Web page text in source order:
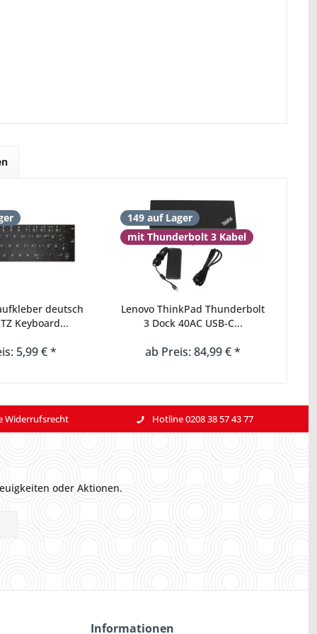
deutsch
Keyboard...
5,99 € *
149 auf Lager
mit Thunderbolt 3 Kabel
Lenovo ThinkPad Thunderbolt
3 Dock 40AC USB-C...
ab Preis: 84,99 € *
Widerrufsrecht Hotline 0208 38 57 43 77
oder Aktionen.
Informationen